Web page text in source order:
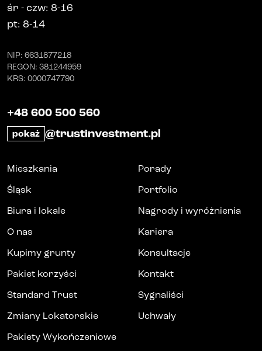
śr - czw: 8-16
pt: 8-14
NIP: 6631877218
REGON: 381244959
KRS: 0000747790
+48 600 500 560
pokaż @trustinvestment.pl
Mieszkania
Śląsk
Biura i lokale
O nas
Kupimy grunty
Pakiet korzyści
Standard Trust
Zmiany Lokatorskie
Pakiety Wykończeniowe
Porady
Portfolio
Nagrody i wyróżnienia
Kariera
Konsultacje
Kontakt
Sygnaliści
Uchwały